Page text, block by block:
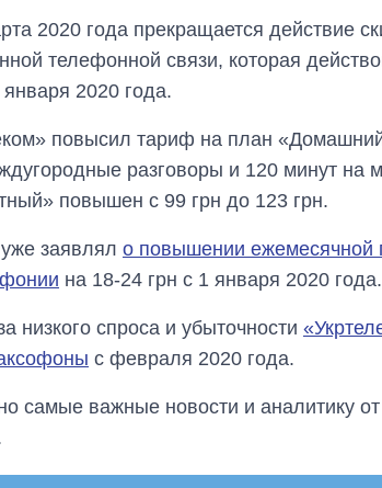
2020 года прекращается действие
телефонной связи, которая
2020 года.
повысил тариф на план
разговоры и 120 минут
повышен с 99 грн до 123 грн.
заявлял о повышении ежемесячной
на 18-24 грн с 1 января 2020 года.
низкого спроса и убыточности
с февраля 2020 года.
самые важные новости и аналитику